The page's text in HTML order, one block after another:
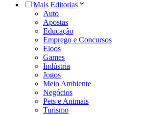
Mais Editorias
Auto
Apostas
Educação
Emprego e Concursos
Eloos
Games
Indústria
Jogos
Meio Ambiente
Negócios
Pets e Animais
Turismo